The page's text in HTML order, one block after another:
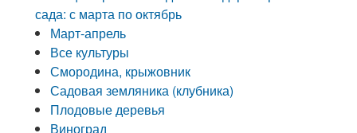
сада: с марта по октябрь
Март-апрель
Все культуры
Смородина, крыжовник
Садовая земляника (клубника)
Плодовые деревья
Виноград